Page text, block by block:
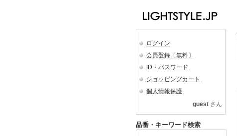
ログイン
会員登録〔無料〕
ID・パスワード
ショッピングカート
個人情報保護
guest さん
品番・キーワード検索